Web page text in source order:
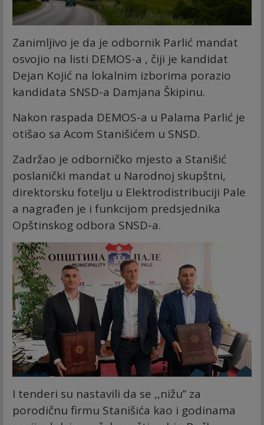
Zanimljivo je da je odbornik Parlić mandat
osvojio na listi DEMOS-a , čiji je kandidat
Dejan Kojić na lokalnim izborima porazio
kandidata SNSD-a Damjana Škipinu.
Nakon raspada DEMOS-a u Palama Parlić je
otišao sa Acom Stanišićem u SNSD.
Zadržao je odborničko mjesto a Stanišić
poslanički mandat u Narodnoj skupštni,
direktorsku fotelju u Elektrodistribuciji Pale
a nagrađen je i funkcijom predsjednika
Opštinskog odbora SNSD-a.
I tenderi su nastavili da se ,,nižu’’ za
porodičnu firmu Stanišića kao i godinama